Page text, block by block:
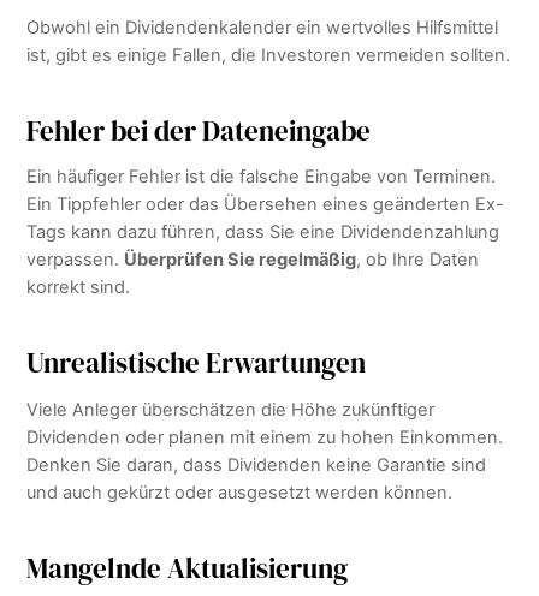
Obwohl ein Dividendenkalender ein wertvolles Hilfsmittel
ist, gibt es einige Fallen, die Investoren vermeiden sollten.
Fehler bei der Dateneingabe
Ein häufiger Fehler ist die falsche Eingabe von Terminen.
Ein Tippfehler oder das Übersehen eines geänderten Ex-
Tags kann dazu führen, dass Sie eine Dividendenzahlung
verpassen. Überprüfen Sie regelmäßig, ob Ihre Daten
korrekt sind.
Unrealistische Erwartungen
Viele Anleger überschätzen die Höhe zukünftiger
Dividenden oder planen mit einem zu hohen Einkommen.
Denken Sie daran, dass Dividenden keine Garantie sind
und auch gekürzt oder ausgesetzt werden können.
Mangelnde Aktualisierung